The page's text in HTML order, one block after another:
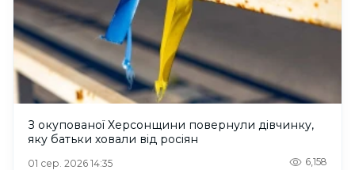
З окупованої Херсонщини повернули дівчинку,
яку батьки ховали від росіян
01 сер. 2026 14:35 6,158